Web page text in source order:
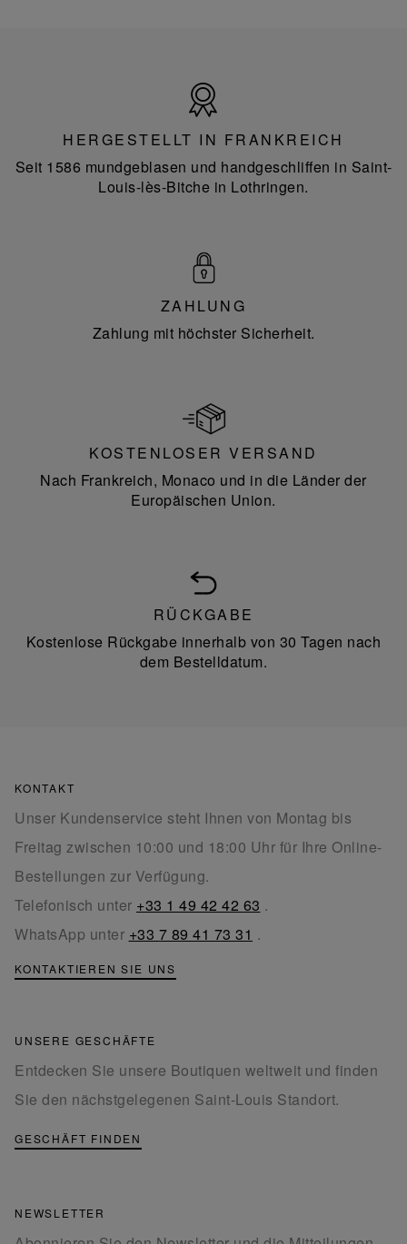
Frankreich
HERGESTELLT IN FRANKREICH
Seit 1586 mundgeblasen und handgeschliffen in Saint-
Louis-lès-Bitche in Lothringen.
ZAHLUNG
Zahlung mit höchster Sicherheit.
KOSTENLOSER VERSAND
Nach Frankreich, Monaco und in die Länder der
Europäischen Union.
RÜCKGABE
Kostenlose Rückgabe innerhalb von 30 Tagen nach
dem Bestelldatum.
KONTAKT
Unser Kundenservice steht Ihnen von Montag bis
Freitag zwischen 10:00 und 18:00 Uhr für Ihre Online-
Bestellungen zur Verfügung.
Telefonisch unter +33 1 49 42 42 63 .
WhatsApp unter +33 7 89 41 73 31 .
KONTAKTIEREN SIE UNS
UNSERE GESCHÄFTE
Entdecken Sie unsere Boutiquen weltweit und finden
Sie den nächstgelegenen Saint-Louis Standort.
GESCHÄFT FINDEN
NEWSLETTER